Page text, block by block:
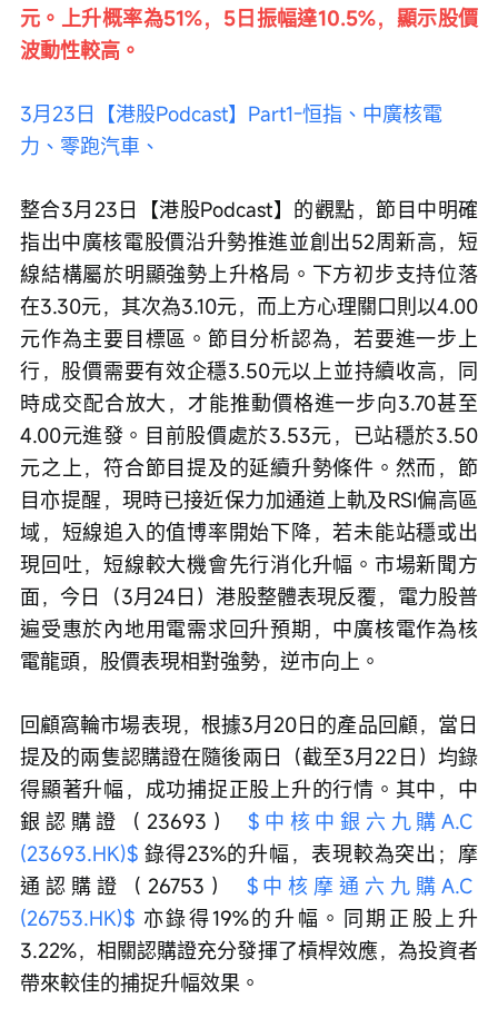
元。上升概率為51%，5日振幅達10.5%，顯示股價
波動性較高。
3月23日【港股Podcast】Part1-恒指、中廣核電
力、零跑汽車、
整合3月23日【港股Podcast】的觀點，節目中明確
指出中廣核電股價沿升勢推進並創出52周新高，短
線結構屬於明顯強勢上升格局。下方初步支持位落
在3.30元，其次為3.10元，而上方心理關口則以4.00
元作為主要目標區。節目分析認為，若要進一步上
行，股價需要有效企穩3.50元以上並持續收高，同
時成交配合放大，才能推動價格進一步向3.70甚至
4.00元進發。目前股價處於3.53元，已站穩於3.50
元之上，符合節目提及的延續升勢條件。然而，節
目亦提醒，現時已接近保力加通道上軌及RSI偏高區
域，短線追入的值博率開始下降，若未能站穩或出
現回吐，短線較大機會先行消化升幅。市場新聞方
面，今日（3月24日）港股整體表現反覆，電力股普
遍受惠於內地用電需求回升預期，中廣核電作為核
電龍頭，股價表現相對強勢，逆市向上。
回顧窩輪市場表現，根據3月20日的產品回顧，當日
提及的兩隻認購證在隨後兩日（截至3月22日）均錄
得顯著升幅，成功捕捉正股上升的行情。其中，中
銀認購證（23693） $中核中銀六九購A.C
(23693.HK)$ 錄得23%的升幅，表現較為突出；摩
通認購證（26753） $中核摩通六九購A.C
(26753.HK)$ 亦錄得19%的升幅。同期正股上升
3.22%，相關認購證充分發揮了槓桿效應，為投資者
帶來較佳的捕捉升幅效果。